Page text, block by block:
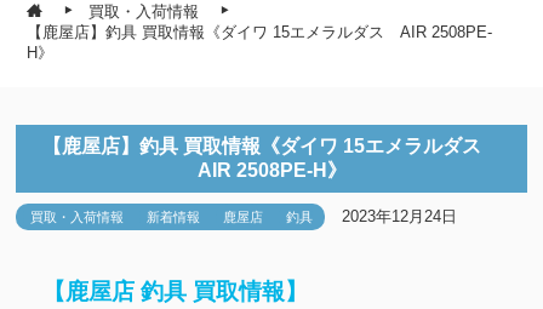
買取・入荷情報
【鹿屋店】釣具 買取情報《ダイワ 15エメラルダス AIR 2508PE-
H》
【鹿屋店】釣具 買取情報《ダイワ 15エメラルダス
AIR 2508PE-H》
買取・入荷情報 新着情報 鹿屋店 釣具 2023年12月24日
【鹿屋店 釣具 買取情報】